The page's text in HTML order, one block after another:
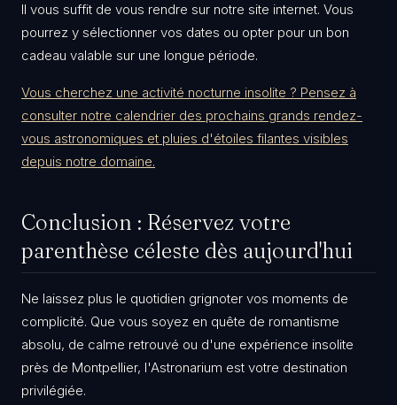
Il vous suffit de vous rendre sur notre site internet. Vous
pourrez y sélectionner vos dates ou opter pour un bon
cadeau valable sur une longue période.
Vous cherchez une activité nocturne insolite ? Pensez à
consulter notre calendrier des prochains grands rendez-
vous astronomiques et pluies d'étoiles filantes visibles
depuis notre domaine.
​Conclusion : Réservez votre
parenthèse céleste dès aujourd'hui
​Ne laissez plus le quotidien grignoter vos moments de
complicité. Que vous soyez en quête de romantisme
absolu, de calme retrouvé ou d'une expérience insolite
près de Montpellier, l'Astronarium est votre destination
privilégiée.